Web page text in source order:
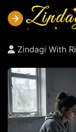
Zindagi With